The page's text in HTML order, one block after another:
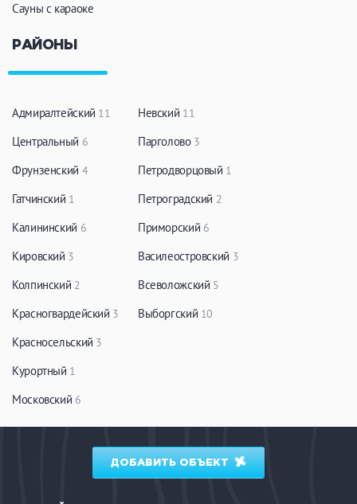
Сауны с караоке
РАЙОНЫ
Адмиралтейский 11
Центральный 6
Фрунзенский 4
Гатчинский 1
Калининский 6
Кировский 3
Колпинский 2
Красногвардейский 3
Красносельский 3
Курортный 1
Московский 6
Невский 11
Парголово 3
Петродворцовый 1
Петроградский 2
Приморский 6
Василеостровский 3
Всеволожский 5
Выборгский 10
ДОБАВИТЬ ОБЪЕКТ